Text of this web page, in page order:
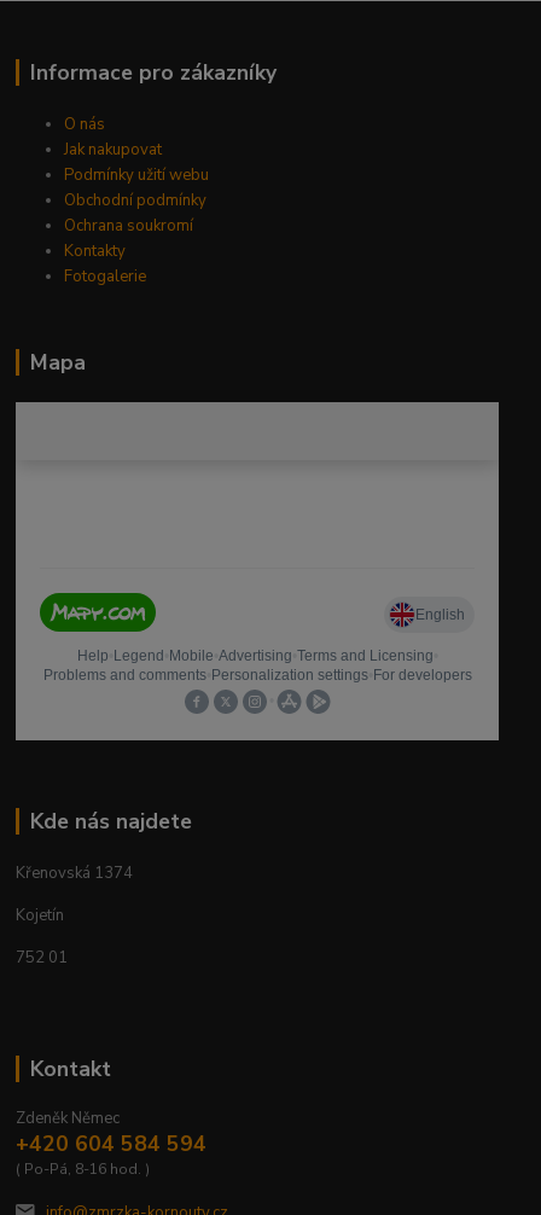
Informace pro zákazníky
O nás
Jak nakupovat
Podmínky užití webu
Obchodní podmínky
Ochrana soukromí
Kontakty
Fotogalerie
Mapa
Kde nás najdete
Křenovská 1374
Kojetín
752 01
Kontakt
Zdeněk Němec
+420 604 584 594
( Po-Pá, 8-16 hod. )